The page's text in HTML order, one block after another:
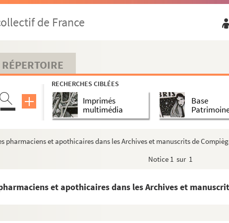
de France
RECHERCHES CIBLÉES
Imprimés
multimédia
Base
pharmaciens et apothicaires dans les Archives et manuscrits de
Notice 1 sur 1
et apothicaires dans les Archives et
et aux environs
de Compiègne au 17ème siècle
Rilke à Worpswede et en Europe
de Girardin sur l'agrandissement du clos de la Faisanderie de C...
sur un tracé de l'ancienne enceinte carolingienne de Compiègne.